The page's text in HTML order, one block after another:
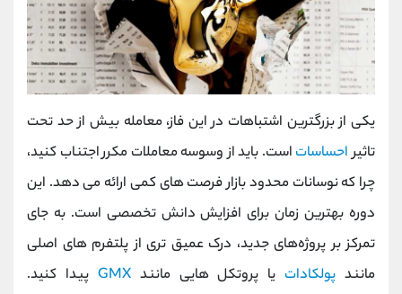
یکی از بزرگترین اشتباهات در این فاز، معامله بیش از حد تحت
تاثیراحساسات است. باید از وسوسه معاملات مکرر اجتناب کنید،
چرا که نوسانات محدود بازار فرصت ‌های کمی ارائه می ‌دهد. این
دوره بهترین زمان برای افزایش دانش تخصصی است. به جای
تمرکز بر پروژه‌های جدید، درک عمیق‌ تری از پلتفرم‌ های اصلی
مانند پولکادات یا پروتکل هایی مانندGMX پیدا کنید.